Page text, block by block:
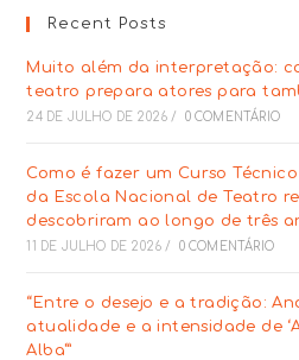
Recent Posts
Muito além da interpretação:
teatro prepara atores para
24 DE JULHO DE 2026 / 0 COMENTÁRIO
Como é fazer um Curso
da Escola Nacional de Teatro
descobriram ao longo de três
11 DE JULHO DE 2026 / 0 COMENTÁRIO
“Entre o desejo e a tradição:
atualidade e a intensidade de
Alba'”